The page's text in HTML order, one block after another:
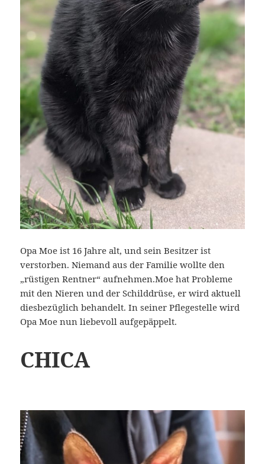
Opa Moe ist 16 Jahre alt, und sein Besitzer ist
verstorben. Niemand aus der Familie wollte den
„rüstigen Rentner“ aufnehmen.Moe hat Probleme
mit den Nieren und der Schilddrüse, er wird aktuell
diesbezüglich behandelt. In seiner Pflegestelle wird
Opa Moe nun liebevoll aufgepäppelt.
CHICA